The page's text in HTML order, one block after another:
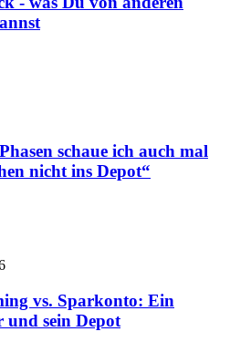
schaue ich auch mal
nicht ins Depot“
vs. Sparkonto: Ein
und sein Depot